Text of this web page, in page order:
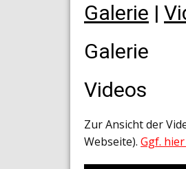
Galerie |
Galerie
Videos
Zur Ansicht der
Webseite). Ggf.